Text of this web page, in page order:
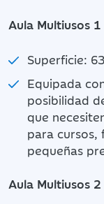
Aula Multiusos 1
Superficie:
Equipada
posibilidad
que
para cursos,
pequeñas
Aula Multiusos 2